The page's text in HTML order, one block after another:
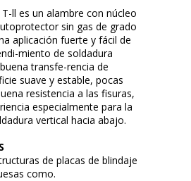
ll es un alambre con núcleo
sin gas de grado
aplicación fuerte y fácil de
miento de soldadura
transfe-rencia de
suave y estable, pocas
resistencia a las fisuras,
especialmente para la
vertical hacia abajo.
de placas de blindaje
como.